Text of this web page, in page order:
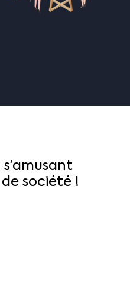
s’amusant
de société !